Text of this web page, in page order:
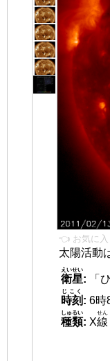
👈 お気に入
太陽活動
衛星
えいせい
:
「
時刻
じこく
: 6時
種類
しゅるい
: X線
せん